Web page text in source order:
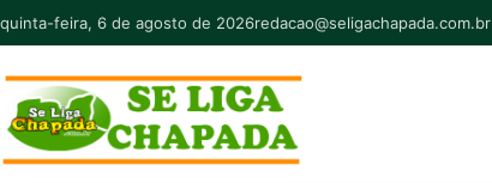
Pular para o conteúdo
quinta-feira, 6 de agosto de 2026redacao@seligachapada.com.br